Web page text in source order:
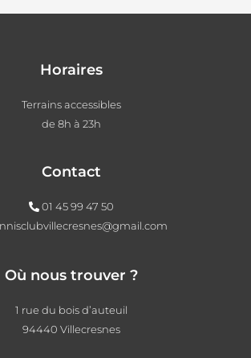
Horaires
Terrains accessibles
de 8h à 23h
Contact
01 45 99 47 50
Où nous trouver ?
1 rue du bois d’auteuil
94440 Villecresnes